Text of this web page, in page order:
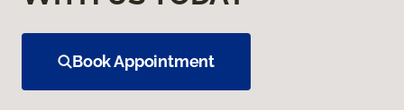
Book Appointment